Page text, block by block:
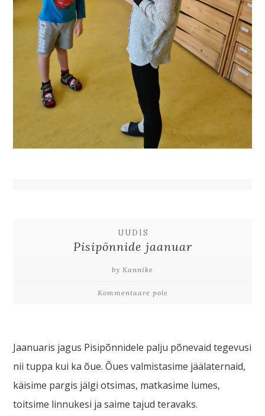
UUDIS
Pisipõnnide jaanuar
by Kannike
Kommentaare pole
Jaanuaris jagus Pisipõnnidele palju põnevaid tegevusi
nii tuppa kui ka õue. Õues valmistasime jäälaternaid,
käisime pargis jälgi otsimas, matkasime lumes,
toitsime linnukesi ja saime tajud teravaks.